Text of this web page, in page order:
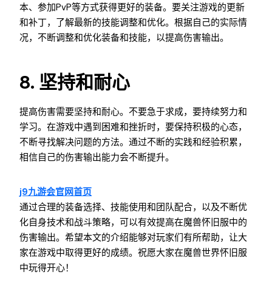
本、参加PvP等方式获得更好的装备。要关注游戏的更新
和补丁，了解最新的技能调整和优化。根据自己的实际情
况，不断调整和优化装备和技能，以提高伤害输出。
8. 坚持和耐心
提高伤害需要坚持和耐心。不要急于求成，要持续努力和
学习。在游戏中遇到困难和挫折时，要保持积极的心态，
不断寻找解决问题的方法。通过不断的实践和经验积累，
相信自己的伤害输出能力会不断提升。
j9九游会官网首页
通过合理的装备选择、技能使用和团队配合，以及不断优
化自身技术和战斗策略，可以有效提高在魔兽怀旧服中的
伤害输出。希望本文的介绍能够对玩家们有所帮助，让大
家在游戏中取得更好的成绩。祝愿大家在魔兽世界怀旧服
中玩得开心！